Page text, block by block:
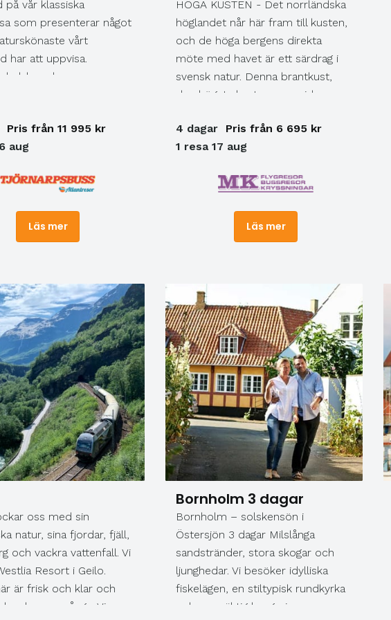
hem. (F) F=Frukost
M=Middag
på vår klassiska
som presenterar något
vårt
har att uppvisa.
den
och Jotunheimens
samt
dig till den yttersta
kommer att bli
Pris från 11 995 kr
aug
Läs mer
HÖGA KUSTEN - Det norrländska
höglandet når här fram till kusten,
och de höga bergens direkta
möte med havet är ett särdrag i
svensk natur. Denna brantkust,
den högsta kustremsan vid
innanhav Östersjön, har med åren
blivit ett begrepp för turister från
4 dagar
Pris från 6 695 kr
1 resa 17 aug
Läs mer
oss med sin
natur, sina fjordar, fjäll,
och vackra vattenfall. Vi
Resort i Geilo.
är frisk och klar och
många. Vi
Bornholm 3 dagar
Bornholm – solskensön i
Östersjön 3 dagar Milslånga
sandstränder, stora skogar och
ljunghedar. Vi besöker idylliska
fiskelägen, en stiltypisk rundkyrka
och en mäktig borgruin.